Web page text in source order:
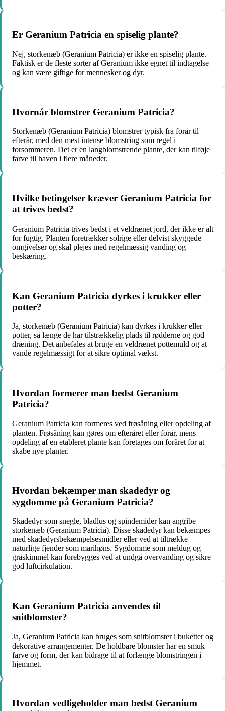
Er Geranium Patricia en spiselig plante?
Nej, storkenæb (Geranium Patricia) er ikke en spiselig plante.
Faktisk er de fleste sorter af Geranium ikke egnet til indtagelse
og kan være giftige for mennesker og dyr.
Hvornår blomstrer Geranium Patricia?
Storkenæb (Geranium Patricia) blomstrer typisk fra forår til
efterår, med den mest intense blomstring som regel i
forsommeren. Det er en langblomstrende plante, der kan tilføje
farve til haven i flere måneder.
Hvilke betingelser kræver Geranium Patricia for
at trives bedst?
Geranium Patricia trives bedst i et veldrænet jord, der ikke er alt
for fugtig. Planten foretrækker solrige eller delvist skyggede
omgivelser og skal plejes med regelmæssig vanding og
beskæring.
Kan Geranium Patricia dyrkes i krukker eller
potter?
Ja, storkenæb (Geranium Patricia) kan dyrkes i krukker eller
potter, så længe de har tilstrækkelig plads til rødderne og god
dræning. Det anbefales at bruge en veldrænet pottemuld og at
vande regelmæssigt for at sikre optimal vækst.
Hvordan formerer man bedst Geranium
Patricia?
Geranium Patricia kan formeres ved frøsåning eller opdeling af
planten. Frøsåning kan gøres om efteråret eller forår, mens
opdeling af en etableret plante kan foretages om foråret for at
skabe nye planter.
Hvordan bekæmper man skadedyr og
sygdomme på Geranium Patricia?
Skadedyr som snegle, bladlus og spindemider kan angribe
storkenæb (Geranium Patricia). Disse skadedyr kan bekæmpes
med skadedyrsbekæmpelsesmidler eller ved at tiltrække
naturlige fjender som marihøns. Sygdomme som meldug og
gråskimmel kan forebygges ved at undgå overvanding og sikre
god luftcirkulation.
Kan Geranium Patricia anvendes til
snitblomster?
Ja, Geranium Patricia kan bruges som snitblomster i buketter og
dekorative arrangementer. De holdbare blomster har en smuk
farve og form, der kan bidrage til at forlænge blomstringen i
hjemmet.
Hvordan vedligeholder man bedst Geranium